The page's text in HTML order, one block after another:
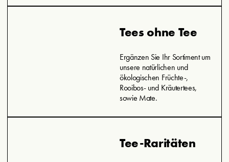
Tees ohne Tee
Ergänzen Sie Ihr Sortiment um
unsere natürlichen und
ökologischen Früchte-,
Rooibos- und Kräutertees,
sowie Mate.
Tee-Raritäten